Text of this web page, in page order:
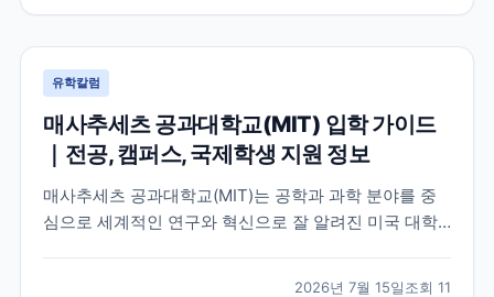
유학칼럼
매사추세츠 공과대학교(MIT) 입학 가이드
｜전공, 캠퍼스, 국제학생 지원 정보
매사추세츠 공과대학교(MIT)는 공학과 과학 분야를 중
심으로 세계적인 연구와 혁신으로 잘 알려진 미국 대학
2026년 7월 15일조회 11